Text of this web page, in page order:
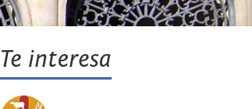
Te interesa